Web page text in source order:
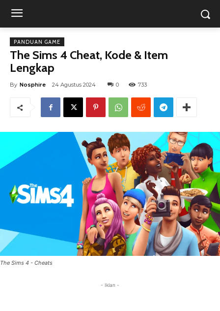
PANDUAN GAME
The Sims 4 Cheat, Kode & Item
Lengkap
By Nosphire 24 Agustus 2024 0 733
The Sims 4 - Cheats
- Iklan -